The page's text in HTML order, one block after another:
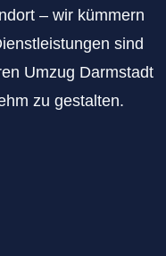
– wir kümmern
sind
Umzug Darmstadt
zu gestalten.